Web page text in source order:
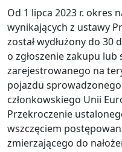
Od 1 lipca 2023 r. okres
wynikających z ustawy
został wydłużony do
o zgłoszenie zakupu
zarejestrowanego na
pojazdu
członkowskiego Unii
Przekroczenie
wszczęciem
zmierzającego do